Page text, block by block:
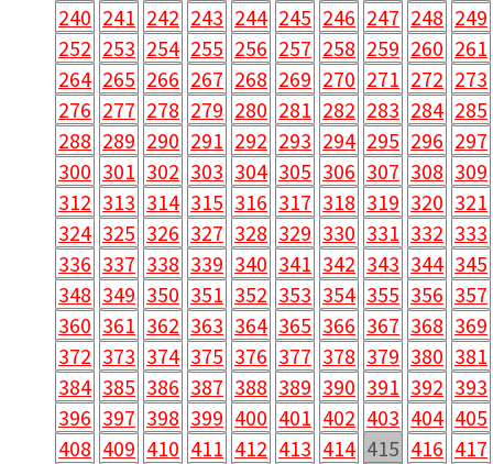
240 241 242 243 244 245 246 247 248 249
252 253 254 255 256 257 258 259 260 261
264 265 266 267 268 269 270 271 272 273
276 277 278 279 280 281 282 283 284 285
288 289 290 291 292 293 294 295 296 297
300 301 302 303 304 305 306 307 308 309
312 313 314 315 316 317 318 319 320 321
324 325 326 327 328 329 330 331 332 333
336 337 338 339 340 341 342 343 344 345
348 349 350 351 352 353 354 355 356 357
360 361 362 363 364 365 366 367 368 369
372 373 374 375 376 377 378 379 380 381
384 385 386 387 388 389 390 391 392 393
396 397 398 399 400 401 402 403 404 405
408 409 410 411 412 413 414 415 416 417